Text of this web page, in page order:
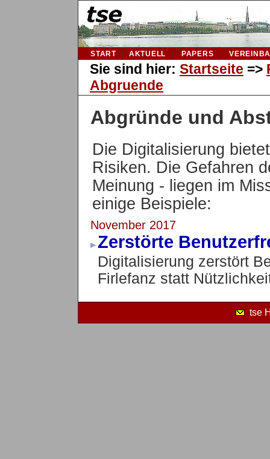
START AKTUELL PAPERS
Sie sind hier: Startseite =>
Abgruende
Abgründe und
Die Digitalisierung
Risiken. Die Gefahren
Meinung - liegen im
einige Beispiele:
November 2017
Zerstörte
Digitalisierung zerstört
Firlefanz statt
tse